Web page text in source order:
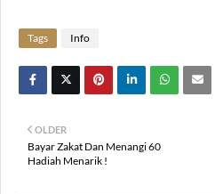
Tags Info
OLDER
Bayar Zakat Dan Menangi 60
Hadiah Menarik !